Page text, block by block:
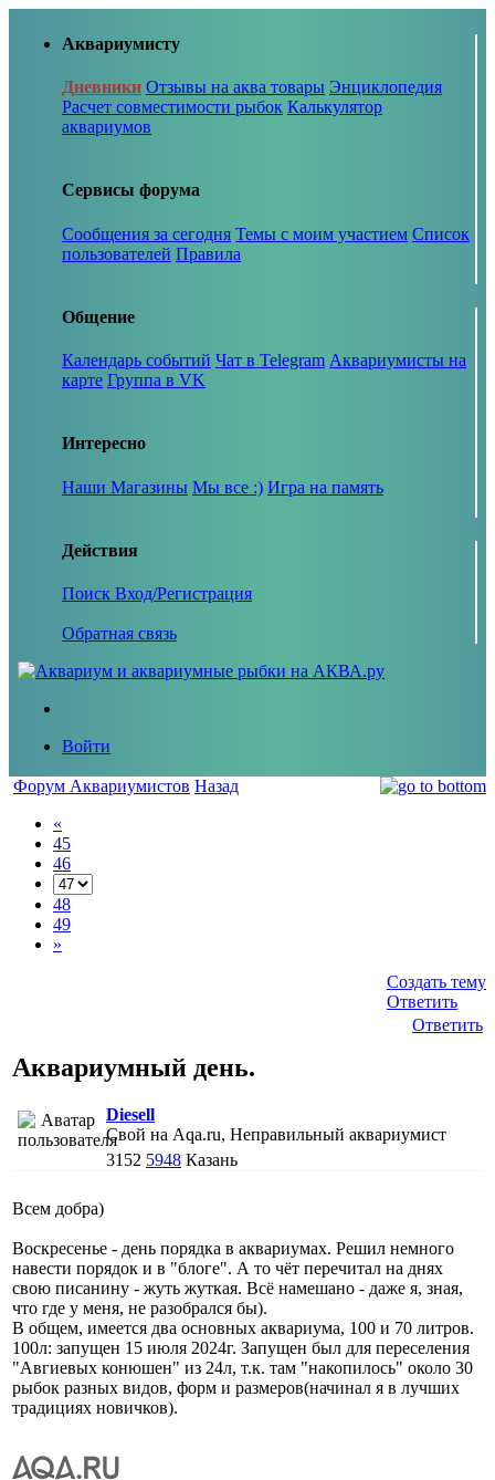
Аквариумисту
Дневники Отзывы на аква товары Энциклопедия
Расчет совместимости рыбок Калькулятор
аквариумов
Сервисы форума
Сообщения за сегодня Темы с моим участием Список
пользователей Правила
Общение
Календарь событий Чат в Telegram Аквариумисты на
карте Группа в VK
Интересно
Наши Магазины Мы все :) Игра на память
Действия
Поиск Вход/Регистрация
Обратная связь
Войти
Форум Аквариумистов Назад
«
45
46
48
49
»
Создать тему
Ответить
Ответить
Аквариумный день.
Diesell
Свой на Aqa.ru, Неправильный аквариумист
3152 5948 Казань
Всем добра)
Воскресенье - день порядка в аквариумах. Решил немного
навести порядок и в "блоге". А то чёт перечитал на днях
свою писанину - жуть жуткая. Всё намешано - даже я, зная,
что где у меня, не разобрался бы).
В общем, имеется два основных аквариума, 100 и 70 литров.
100л: запущен 15 июля 2024г. Запущен был для переселения
"Авгиевых конюшен" из 24л, т.к. там "накопилось" около 30
рыбок разных видов, форм и размеров(начинал я в лучших
традициях новичков).